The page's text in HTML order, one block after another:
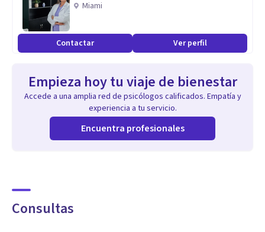
Miami
Contactar Ver perfil
Empieza hoy tu viaje de bienestar
Accede a una amplia red de psicólogos calificados. Empatía y
experiencia a tu servicio.
Encuentra profesionales
Consultas